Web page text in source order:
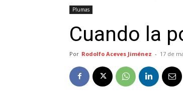
Plumas
Cuando la
Por Rodolfo Aceves Jiménez - 17 de